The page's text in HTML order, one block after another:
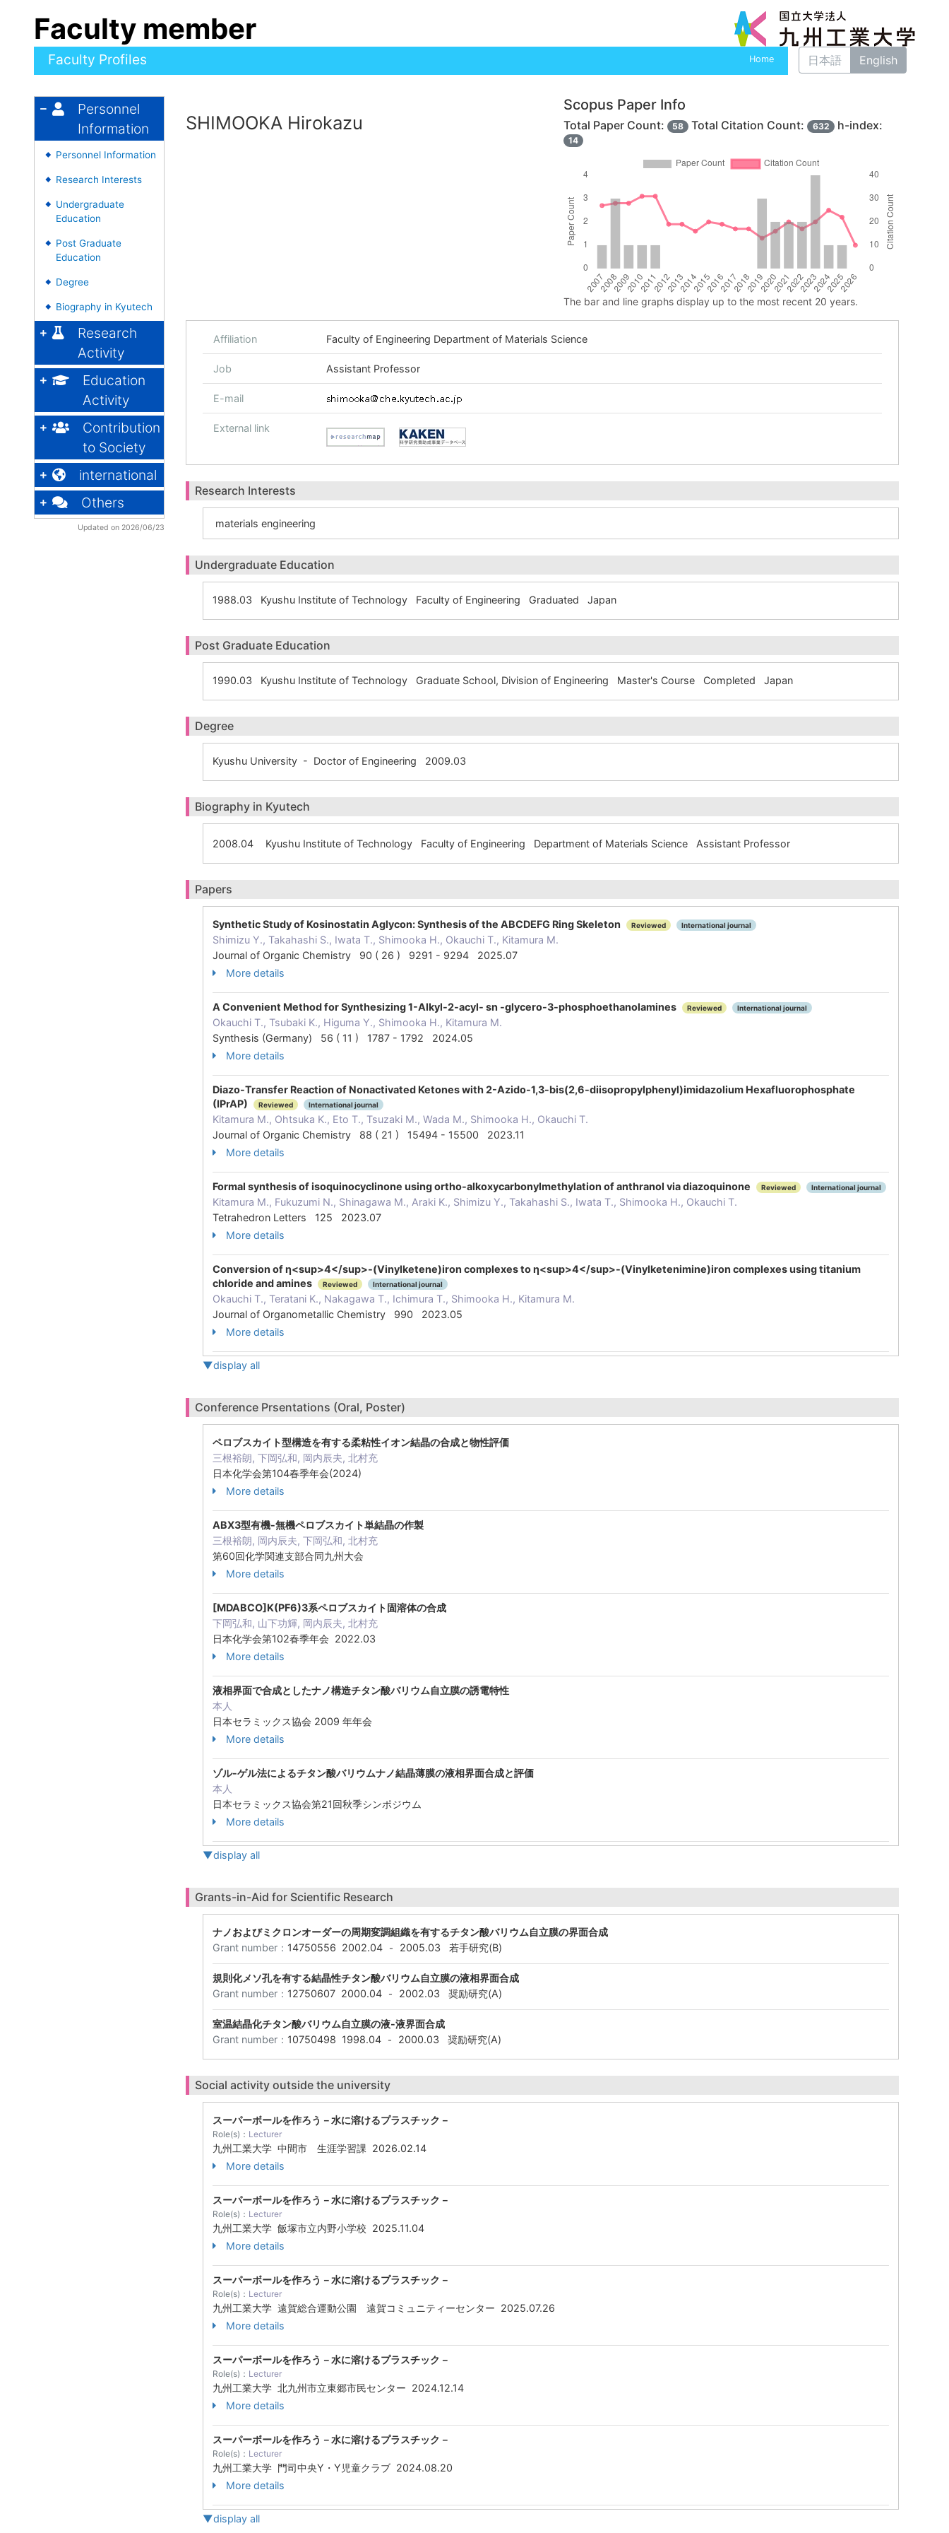
Faculty member
Faculty Profiles Home 日本語 English
Personnel
Information
◆ Personnel Information
◆ Research Interests
◆
Undergraduate
Education
◆
Post Graduate
Education
◆ Degree
◆ Biography in Kyutech
Research
Activity
Education
Activity
Contribution
to Society
international
Others
Updated on 2026/06/23
SHIMOOKA Hirokazu
Scopus Paper Info
Total Paper Count: 58 Total Citation Count: 632 h-index:
14
The bar and line graphs display up to the most recent 20 years.
Affiliation Faculty of Engineering Department of Materials Science
Job Assistant Professor
E-mail
External link
Research Interests
materials engineering
Undergraduate Education
1988.03 Kyushu Institute of Technology Faculty of Engineering Graduated Japan
Post Graduate Education
1990.03 Kyushu Institute of Technology Graduate School, Division of Engineering Master's Course Completed Japan
Degree
Kyushu University - Doctor of Engineering 2009.03
Biography in Kyutech
2008.04 Kyushu Institute of Technology Faculty of Engineering Department of Materials Science Assistant Professor
Papers
Synthetic Study of Kosinostatin Aglycon: Synthesis of the ABCDEFG Ring Skeleton Reviewed International journal
Shimizu Y., Takahashi S., Iwata T., Shimooka H., Okauchi T., Kitamura M.
Journal of Organic Chemistry 90 ( 26 ) 9291 - 9294 2025.07
More details
A Convenient Method for Synthesizing 1-Alkyl-2-acyl- sn -glycero-3-phosphoethanolamines Reviewed International journal
Okauchi T., Tsubaki K., Higuma Y., Shimooka H., Kitamura M.
Synthesis (Germany) 56 ( 11 ) 1787 - 1792 2024.05
More details
Diazo-Transfer Reaction of Nonactivated Ketones with 2-Azido-1,3-bis(2,6-diisopropylphenyl)imidazolium Hexafluorophosphate
(IPrAP)
Reviewed International journal
Kitamura M., Ohtsuka K., Eto T., Tsuzaki M., Wada M., Shimooka H., Okauchi T.
Journal of Organic Chemistry 88 ( 21 ) 15494 - 15500 2023.11
More details
Formal synthesis of isoquinocyclinone using ortho-alkoxycarbonylmethylation of anthranol via diazoquinone Reviewed International journal
Kitamura M., Fukuzumi N., Shinagawa M., Araki K., Shimizu Y., Takahashi S., Iwata T., Shimooka H., Okauchi T.
Tetrahedron Letters 125 2023.07
More details
Conversion of η<sup>4</sup>-(Vinylketene)iron complexes to η<sup>4</sup>-(Vinylketenimine)iron complexes using titanium
chloride and amines
Reviewed International journal
Okauchi T., Teratani K., Nakagawa T., Ichimura T., Shimooka H., Kitamura M.
Journal of Organometallic Chemistry 990 2023.05
More details
▼display all
Conference Prsentations (Oral, Poster)
ペロブスカイト型構造を有する柔粘性イオン結晶の合成と物性評価
三根裕朗, 下岡弘和, 岡内辰夫, 北村充
日本化学会第104春季年会(2024)
More details
ABX3型有機-無機ペロブスカイト単結晶の作製
三根裕朗, 岡内辰夫, 下岡弘和, 北村充
第60回化学関連支部合同九州大会
More details
[MDABCO]K(PF6)3系ペロブスカイト固溶体の合成
下岡弘和, 山下功輝, 岡内辰夫, 北村充
日本化学会第102春季年会 2022.03
More details
液相界面で合成としたナノ構造チタン酸バリウム自立膜の誘電特性
本人
日本セラミックス協会 2009 年年会
More details
ゾル-ゲル法によるチタン酸バリウムナノ結晶薄膜の液相界面合成と評価
本人
日本セラミックス協会第21回秋季シンポジウム
More details
▼display all
Grants-in-Aid for Scientific Research
ナノおよびミクロンオーダーの周期変調組織を有するチタン酸バリウム自立膜の界面合成
Grant number： 14750556 2002.04 - 2005.03 若手研究(B)
規則化メソ孔を有する結晶性チタン酸バリウム自立膜の液相界面合成
Grant number： 12750607 2000.04 - 2002.03 奨励研究(A)
室温結晶化チタン酸バリウム自立膜の液-液界面合成
Grant number： 10750498 1998.04 - 2000.03 奨励研究(A)
Social activity outside the university
スーパーボールを作ろう－水に溶けるプラスチック－
Role(s)： Lecturer
九州工業大学 中間市 生涯学習課 2026.02.14
More details
スーパーボールを作ろう－水に溶けるプラスチック－
Role(s)： Lecturer
九州工業大学 飯塚市立内野小学校 2025.11.04
More details
スーパーボールを作ろう－水に溶けるプラスチック－
Role(s)： Lecturer
九州工業大学 遠賀総合運動公園 遠賀コミュニティーセンター 2025.07.26
More details
スーパーボールを作ろう－水に溶けるプラスチック－
Role(s)： Lecturer
九州工業大学 北九州市立東郷市民センター 2024.12.14
More details
スーパーボールを作ろう－水に溶けるプラスチック－
Role(s)： Lecturer
九州工業大学 門司中央Y・Y児童クラブ 2024.08.20
More details
▼display all